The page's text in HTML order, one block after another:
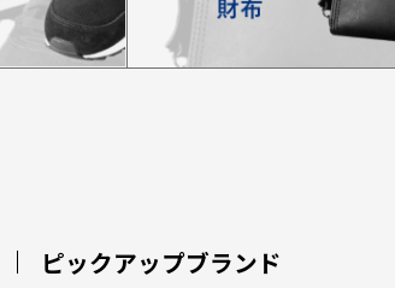
ピックアップブランド